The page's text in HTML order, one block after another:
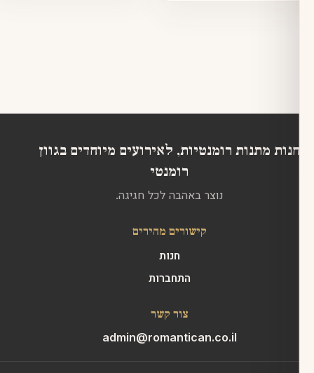
בעמוד
מתנות רומנטיות, לאירועים מיוחדים בגוון
רומנטי
נוצר באהבה לכל חגיגה.
קישורים מהירים
התחברות
צור קשר
admin@romantican.co.il